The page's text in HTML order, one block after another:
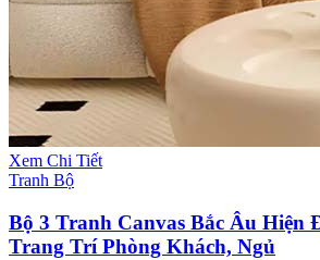
Xem Chi Tiết
Tranh Bộ
Bộ 3 Tranh Canvas Bắc Âu Hiện
Trang Trí Phòng Khách, Ngủ